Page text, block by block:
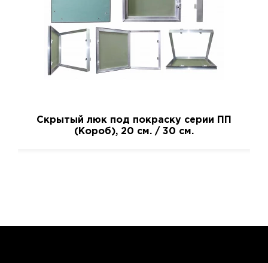
Скрытый люк под покраску серии ПП
(Короб), 20 см. / 30 см.